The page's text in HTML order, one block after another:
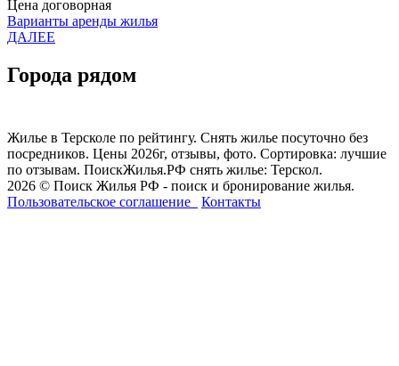
Цена договорная
Варианты аренды жилья
ДАЛЕЕ
Города рядом
Жилье в Терсколе по рейтингу. Снять жилье посуточно без
посредников. Цены 2026г, отзывы, фото. Сортировка: лучшие
по отзывам. ПоискЖилья.РФ снять жилье: Терскол.
2026 © Поиск Жилья РФ - поиск и бронирование жилья.
Пользовательское соглашение
Контакты